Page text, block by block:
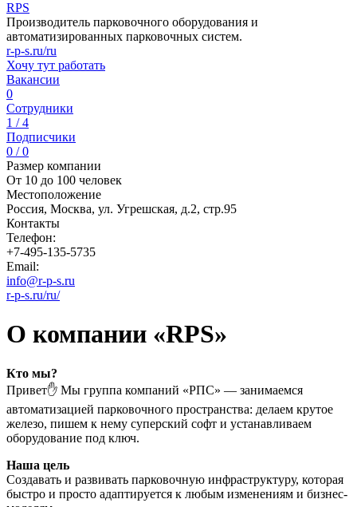
RPS
Производитель парковочного оборудования и
автоматизированных парковочных систем.
r-p-s.ru/ru
Хочу тут работать
Вакансии
0
Сотрудники
1 / 4
Подписчики
0 / 0
Размер компании
От 10 до 100 человек
Местоположение
Россия, Москва, ул. Угрешская, д.2, стр.95
Контакты
Телефон:
+7-495-135-5735
Email:
info@r-p-s.ru
r-p-s.ru/ru/
О компании «RPS»
Кто мы?
Привет✋ Мы группа компаний «РПС» — занимаемся
автоматизацией парковочного пространства: делаем крутое
железо, пишем к нему суперский софт и устанавливаем
оборудование под ключ.
Наша цель
Cоздавать и развивать парковочную инфраструктуру, которая
быстро и просто адаптируется к любым изменениям и бизнес-